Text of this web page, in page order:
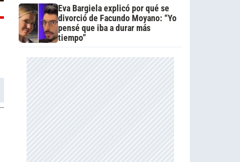
Eva Bargiela explicó por qué se
divorció de Facundo Moyano: “Yo
pensé que iba a durar más
tiempo”